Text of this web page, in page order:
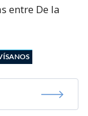
entre De la